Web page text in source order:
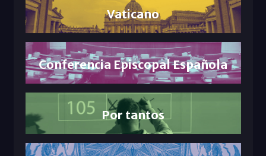
Vaticano
Conferencia Episcopal Española
Por tantos